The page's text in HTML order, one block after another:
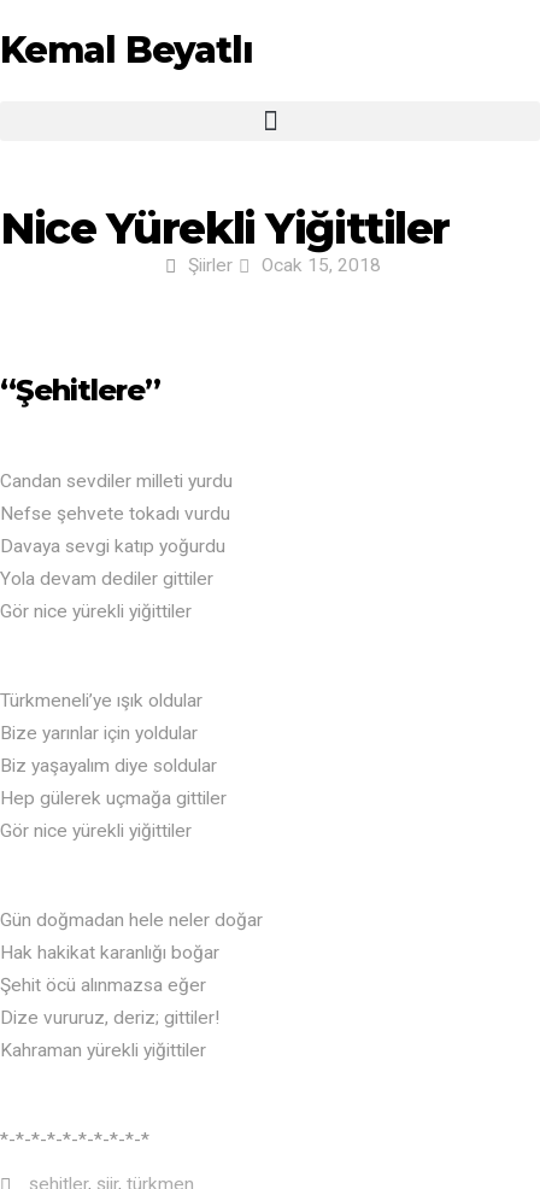
Kemal Beyatlı
Nice Yürekli Yiğittiler
Şiirler Ocak 15, 2018
“Şehitlere”
Candan sevdiler milleti yurdu
Nefse şehvete tokadı vurdu
Davaya sevgi katıp yoğurdu
Yola devam dediler gittiler
Gör nice yürekli yiğittiler
Türkmeneli’ye ışık oldular
Bize yarınlar için yoldular
Biz yaşayalım diye soldular
Hep gülerek uçmağa gittiler
Gör nice yürekli yiğittiler
Gün doğmadan hele neler doğar
Hak hakikat karanlığı boğar
Şehit öcü alınmazsa eğer
Dize vururuz, deriz; gittiler!
Kahraman yürekli yiğittiler
*-*-*-*-*-*-*-*-*-*
şehitler, şiir,türkmen